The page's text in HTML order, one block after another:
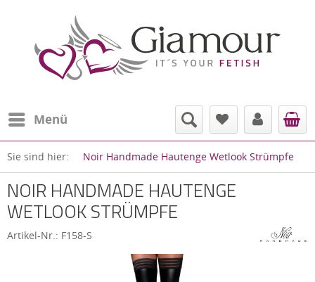
Menü
Sie sind hier: Noir Handmade Hautenge Wetlook Strümpfe
NOIR HANDMADE HAUTENGE
WETLOOK STRÜMPFE
Artikel-Nr.: F158-S